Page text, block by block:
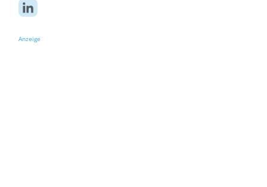
Anzeige